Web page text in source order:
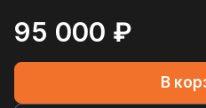
95 000 ₽
В